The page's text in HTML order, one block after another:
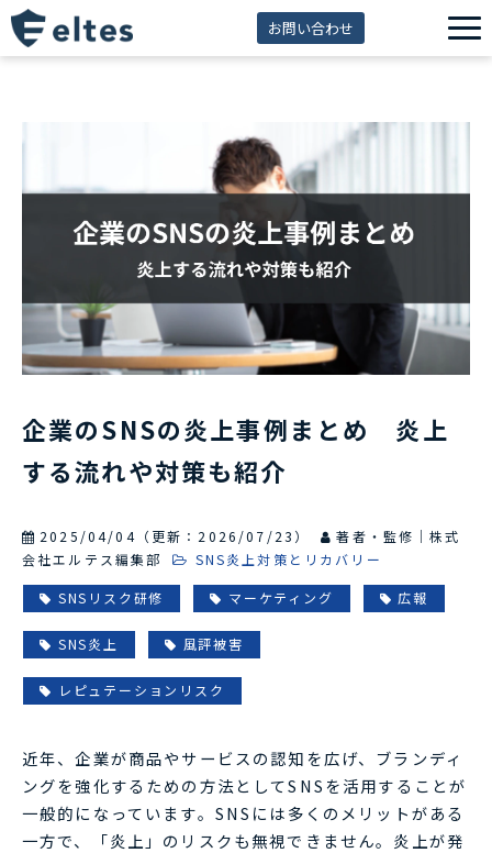
お問い合わせ
セミナー
eltes insight
企業のSNSの炎上事例まとめ 炎上
する流れや対策も紹介
2025/04/04 （更新： 2026/07/23 ）
著者・監修｜株式
会社エルテス編集部
SNS炎上対策とリカバリー
SNSリスク研修 マーケティング 広報
SNS炎上 風評被害
レピュテーションリスク
近年、企業が商品やサービスの認知を広げ、ブランディ
ングを強化するための方法としてSNSを活用することが
一般的になっています。SNSには多くのメリットがある
一方で、「炎上」のリスクも無視できません。炎上が発